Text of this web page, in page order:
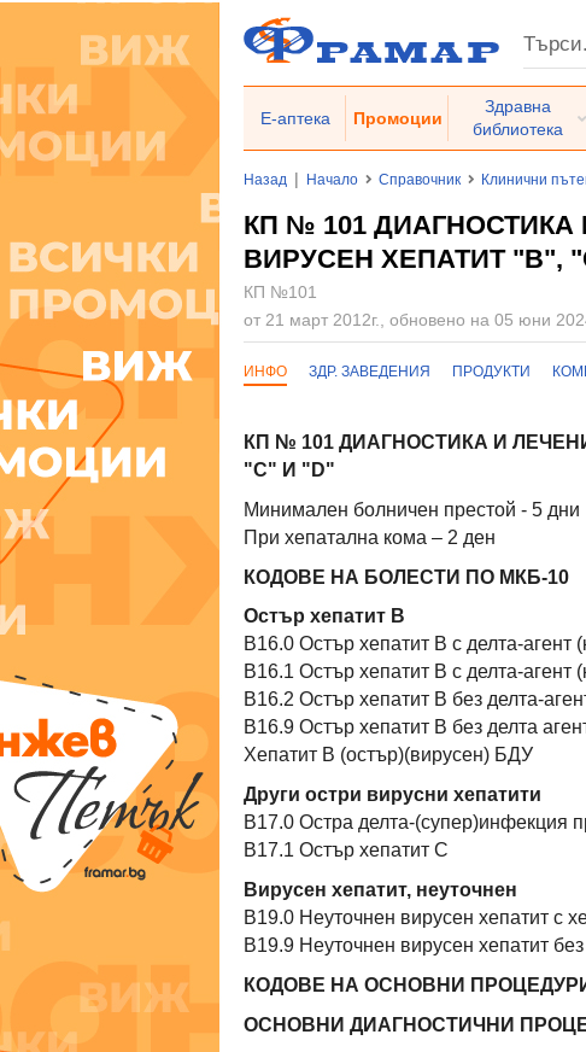
Е-аптека Промоции
Здравна
библиотека
Назад | Начало Справочник Клинични
КП № 101
ВИРУСЕН ХЕПАТИТ "В",
КП №101
от 21 март 2012г., обновено на 05 юни
ИНФО ЗДР. ЗАВЕДЕНИЯ ПРОДУКТИ
КП № 101 ДИАГНОСТИКА И
"С" И "D"
Минимален болничен престой - 5 дни
При хепатална кома – 2 ден
КОДОВЕ НА БОЛЕСТИ ПО МКБ-10
Остър хепатит В
В16.0 Остър хепатит В с делта-агент
В16.1 Остър хепатит В с делта-агент
В16.2 Остър хепатит В без делта-
В16.9 Остър хепатит В без делта
Хепатит В (остър)(вирусен) БДУ
Други остри вирусни хепатити
В17.0 Остра делта-(супер)инфекция
В17.1 Остър хепатит С
Вирусен хепатит, неуточнен
В19.0 Неуточнен вирусен хепатит с
В19.9 Неуточнен вирусен хепатит
КОДОВЕ НА ОСНОВНИ
ОСНОВНИ ДИАГНОСТИЧНИ